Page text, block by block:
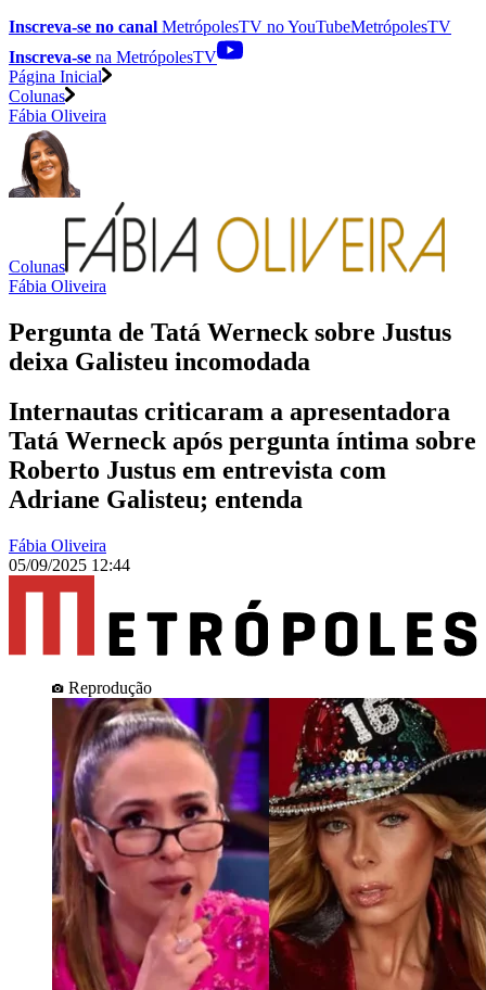
Inscreva-se no canal MetrópolesTV noYouTubeMetrópolesTV
Inscreva-se na MetrópolesTV
Página Inicial
Colunas
Fábia Oliveira
Colunas
Fábia Oliveira
Pergunta de Tatá Werneck sobre Justus
deixa Galisteu incomodada
Internautas criticaram a apresentadora
Tatá Werneck após pergunta íntima sobre
Roberto Justus em entrevista com
Adriane Galisteu; entenda
Fábia Oliveira
05/09/2025 12:44
Reprodução